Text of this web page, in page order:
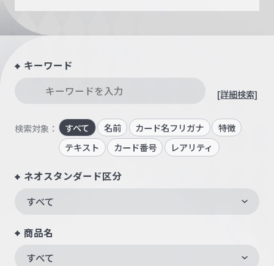
キーワード
[詳細検索]
検索対象： すべて 名前 カード名フリガナ
特徴
テキスト
カード番号 レアリティ
ネオスタンダード区分
すべて
商品名
すべて